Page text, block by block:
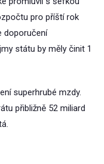
pro příští rok
doporučení
státu by měly činit 1
superhrubé mzdy.
přibližně 52 miliard